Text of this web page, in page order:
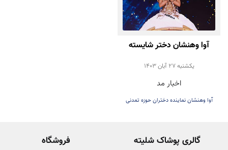
آوا وهنشان دختر شایسته
پارسی با لباسی از ایران باستان
در مسابقات میس یونیورس
يكشنبه 27 آبان 1403
اخبار مد
آوا وهنشان نماینده دختران حوزه تمدنی
گالری پوشاک شلیته فروشگاه